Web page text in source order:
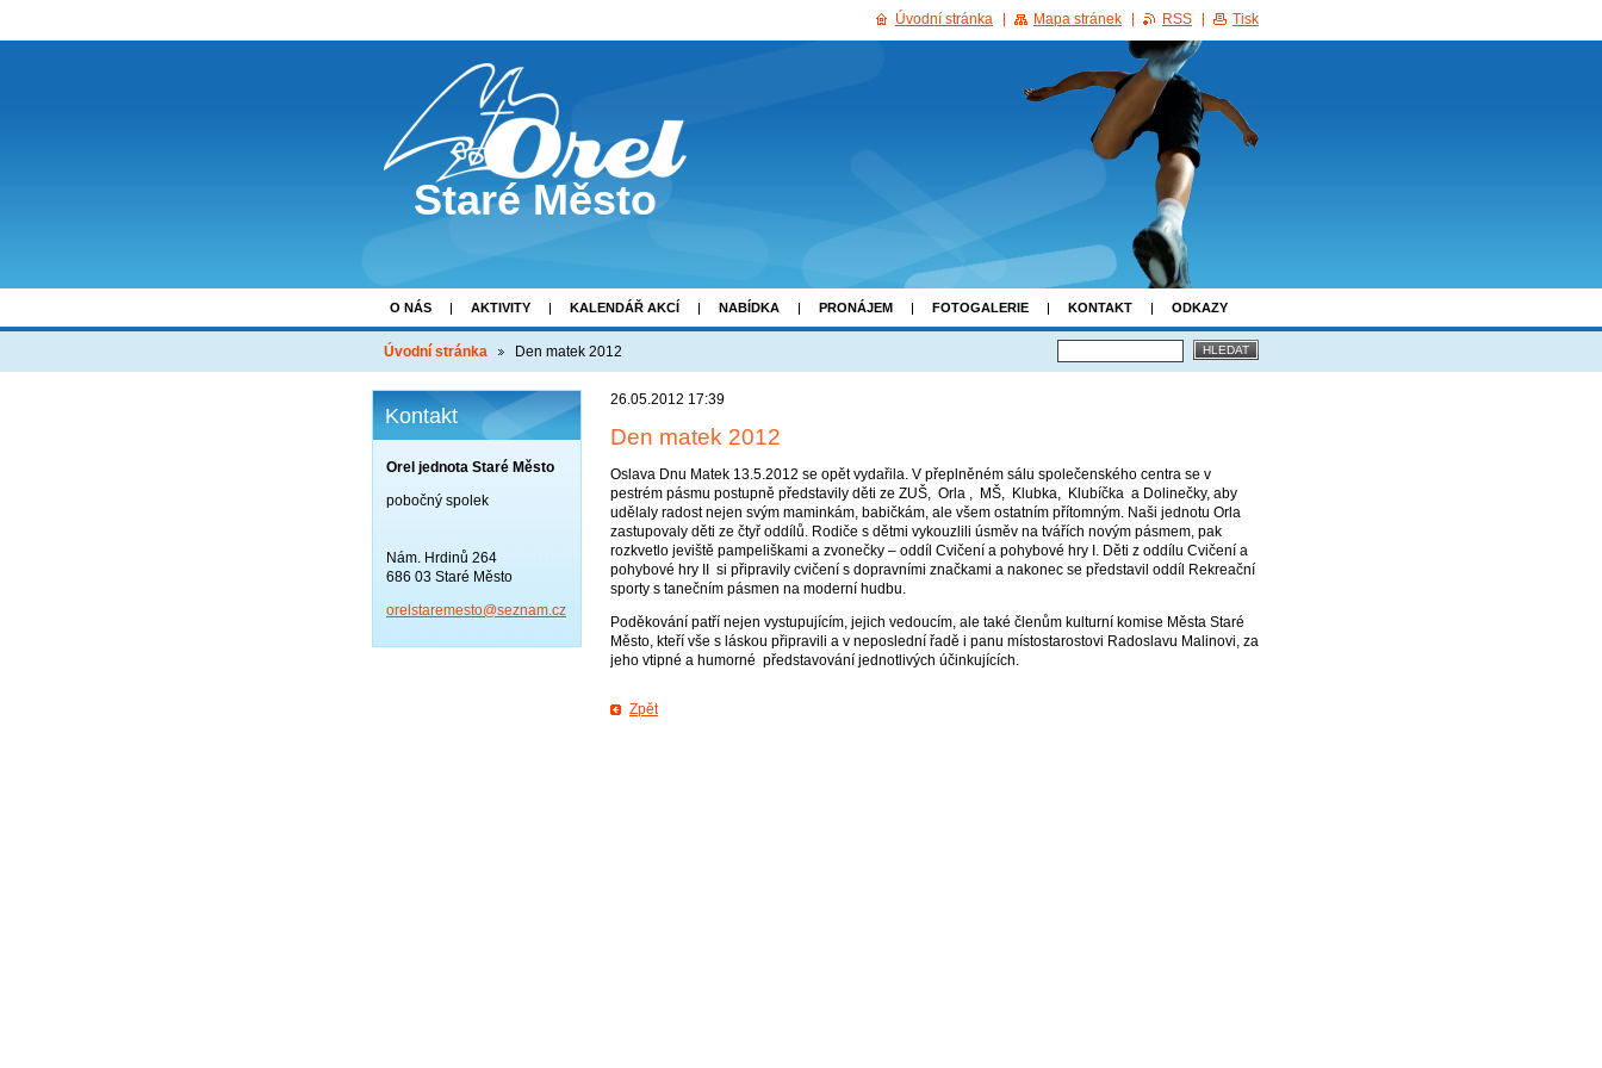
Staré Město
O NÁS AKTIVITY KALENDÁŘ AKCÍ NABÍDKA PRONÁJEM FOTOGALERIE KONTAKT ODKAZY
Úvodní stránka Den matek 2012
26.05.2012 17:39
Den matek 2012
Oslava Dnu Matek 13.5.2012 se opět vydařila. V přeplněném sálu společenského centra se v
pestrém pásmu postupně představily děti ze ZUŠ, Orla , MŠ, Klubka, Klubíčka a Dolinečky, aby
udělaly radost nejen svým maminkám, babičkám, ale všem ostatním přítomným. Naši jednotu Orla
zastupovaly děti ze čtyř oddílů. Rodiče s dětmi vykouzlili úsměv na tvářích novým pásmem, pak
rozkvetlo jeviště pampeliškami a zvonečky – oddíl Cvičení a pohybové hry I. Děti z oddílu Cvičení a
pohybové hry II si připravily cvičení s dopravními značkami a nakonec se představil oddíl Rekreační
sporty s tanečním pásmen na moderní hudbu.
Poděkování patří nejen vystupujícím, jejich vedoucím, ale také členům kulturní komise Města Staré
Město, kteří vše s láskou připravili a v neposlední řadě i panu místostarostovi Radoslavu Malinovi, za
jeho vtipné a humorné představování jednotlivých účinkujících.
Zpět
Kontakt
Orel jednota Staré Město
pobočný spolek
Nám. Hrdinů 264
686 03 Staré Město
orelstaremesto@seznam.cz
Úvodní stránka Mapa stránek RSS Tisk